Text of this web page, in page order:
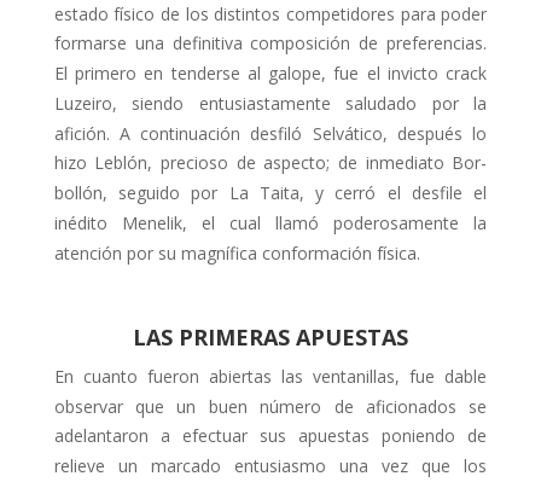
estado fí­sico de los distintos competidores para poder
formarse una definitiva compo­sición de preferencias.
El primero en tenderse al galope, fue el invicto crack
Luzeiro, siendo entusiastamente salu­dado por la
afición. A continuación des­filó Selvático, después lo
hizo Leblón, precioso de aspecto; de inmediato Bor­
bollón, seguido por La Taita, y cerró el desfile el
inédito Menelik, el cual lla­mó poderosamente la
atención por su magnífica conformación física.
LAS PRIMERAS APUESTAS
En cuanto fueron abiertas las ventani­llas, fue dable
observar que un buen número de aficionados se
adelanta­ron a efectuar sus apuestas poniendo de
relieve un marcado entusiasmo una vez que los